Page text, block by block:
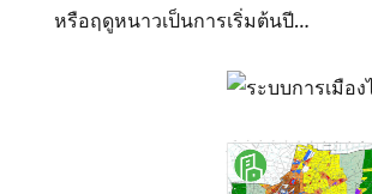
หรือฤดูหนาวเป็นการเริ่มต้นปี…